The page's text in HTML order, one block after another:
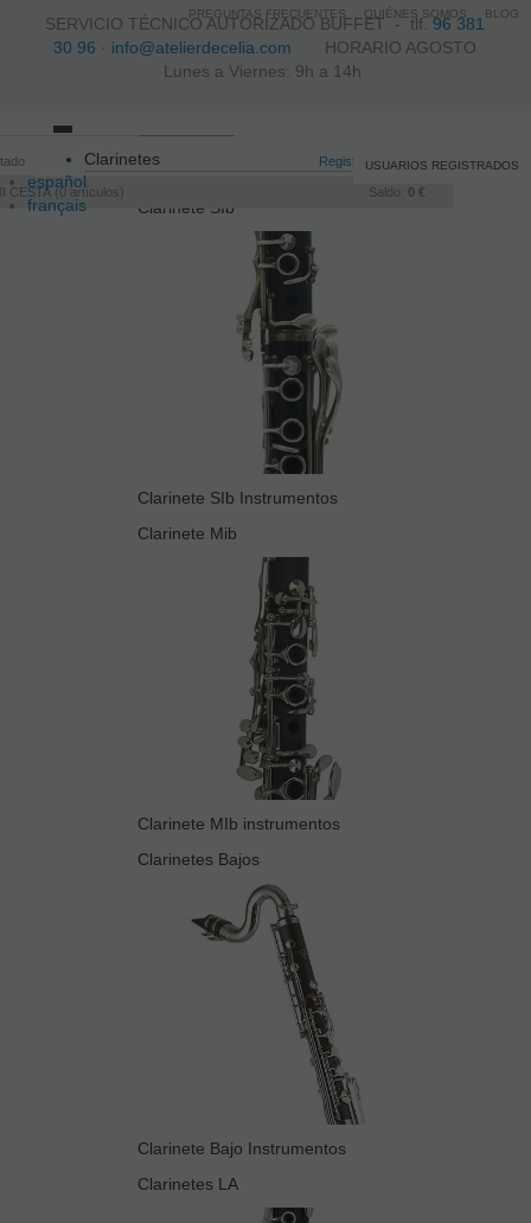
SERVICIO TÉCNICO AUTORIZADO BUFFET -tlf.96 381
30 96 · info@atelierdecelia.com HORARIO AGOSTO
Lunes a Viernes: 9h a 14h
español
français
Registro /Iniciar sesión
CESTA 0 artículos Saldo: 0 €
USUARIOS REGISTRADOS
navigation
Clarinetes
Clarinete SIb
Clarinete SIb Instrumentos
Clarinete Mib
Clarinete MIb instrumentos
Clarinetes Bajos
Clarinete Bajo Instrumentos
Clarinetes LA
PREGUNTAS FRECUENTES QUIÉNES SOMOS BLOG